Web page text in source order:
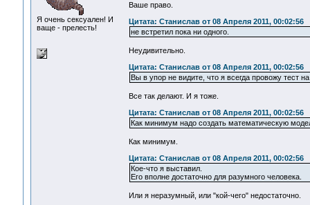
Я очень сексуален! И
ваще - прелесть!
Ваше право.
Цитата: Станислав от 08 Апреля 2011, 00:02:56
не встретил пока ни одного.
Неудивительно.
Цитата: Станислав от 08 Апреля 2011, 00:02:56
Вы в упор не видите, что я всегда провожу тест
Все так делают. И я тоже.
Цитата: Станислав от 08 Апреля 2011, 00:02:56
Как минимум надо создать математическую
Как минимум.
Цитата: Станислав от 08 Апреля 2011, 00:02:56
Кое-что я выставил.
Его вполне достаточно для разумного человека.
Или я неразумный, или "кой-чего" недостаточно.